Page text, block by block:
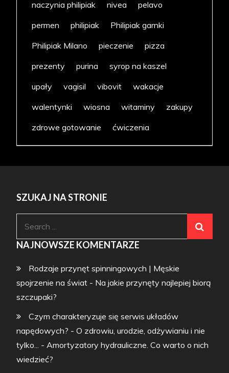
naczynia philipiak nivea
pelavo
permen
philipiak
Philipiak garnki
Philipiak Milano
pieczenie
pizza
prezenty
purina
syrop na kaszel
upały
vagisil vibovit
wakacje
walentynki
wiosna witaminy
zakupy
zdrowe gotowanie
ćwiczenia
SZUKAJ NA STRONIE
NAJNOWSZE KOMENTARZE
Rodzaje przynęt spinningowych | Męskie
spojrzenie na świat - Na jakie przynęty najlepiej biorą
szczupaki?
Czym charakteryzuje się serwis układów
napędowych? - O zdrowiu, urodzie, odżywianiu i nie
tylko... -Amortyzatory hydrauliczne. Co warto o nich
wiedzieć?